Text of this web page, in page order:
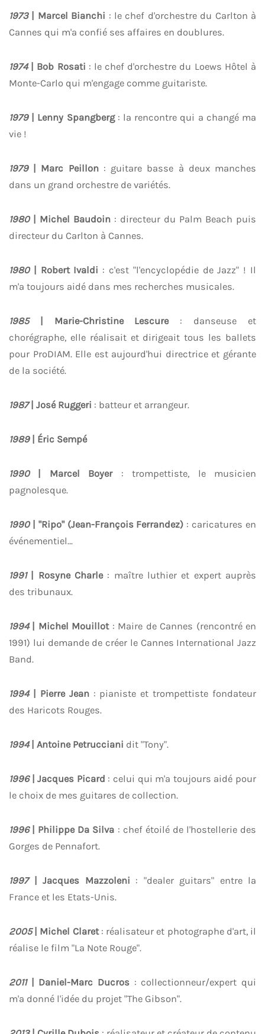
1973| Marcel Bianchi : le chef d'orchestre du Carlton à
Cannes qui m'a confié ses affaires en doublures.
1974| Bob Rosati : le chef d'orchestre du Loews Hôtel à
Monte-Carlo qui m'engage comme guitariste.
1979| Lenny Spangberg: la rencontre qui a changé ma
vie !
1979| Marc Peillon: guitare basse à deux manches
dans un grand orchestre de variétés.
1980| Michel Baudoin : directeur du Palm Beach puis
directeur du Carlton à Cannes.
1980| Robert Ivaldi : c'est "l'encyclopédie de Jazz" ! Il
m'a toujours aidé dans mes recherches musicales.
1985| Marie-Christine Lescure: danseuse et
chorégraphe, elle réalisait et dirigeait tous les ballets
pour ProDIAM. Elle est aujourd'hui directrice et gérante
de la société.
1987| José Ruggeri : batteur et arrangeur.
1989| Éric Sempé
1990| Marcel Boyer: trompettiste, le musicien
pagnolesque.
1990| "Ripo" (Jean-François Ferrandez) : caricatures en
événementiel…
1991| Rosyne Charle: maître luthier et expert auprès
des tribunaux.
1994| Michel Mouillot: Maire de Cannes (rencontré en
1991) lui demande de créer le Cannes International Jazz
Band.
1994| Pierre Jean: pianiste et trompettiste fondateur
des Haricots Rouges.
1994| Antoine Petrucciani dit "Tony".
1996| Jacques Picard : celui qui m'a toujours aidé pour
le choix de mes guitares de collection.
1996| Philippe Da Silva : chef étoilé de l'hostellerie des
Gorges de Pennafort.
1997| Jacques Mazzoleni : "dealer guitars" entre la
France et les Etats-Unis.
2005| Michel Claret: réalisateur et photographe d'art, il
réalise le film "La Note Rouge".
2011| Daniel-Marc Ducros : collectionneur/expert qui
m'a donné l'idée du projet "The Gibson".